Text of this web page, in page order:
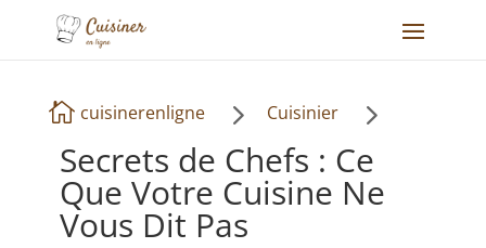
 cuisinerenligne 5 Cuisinier 5
Secrets de Chefs : Ce
Que Votre Cuisine Ne
Vous Dit Pas